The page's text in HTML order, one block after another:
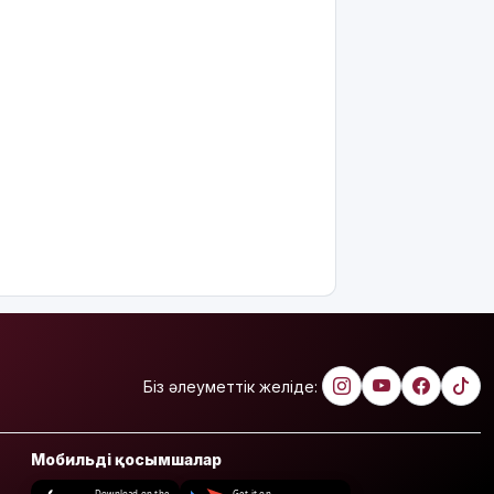
Біз әлеуметтік желіде:
Мобильді қосымшалар